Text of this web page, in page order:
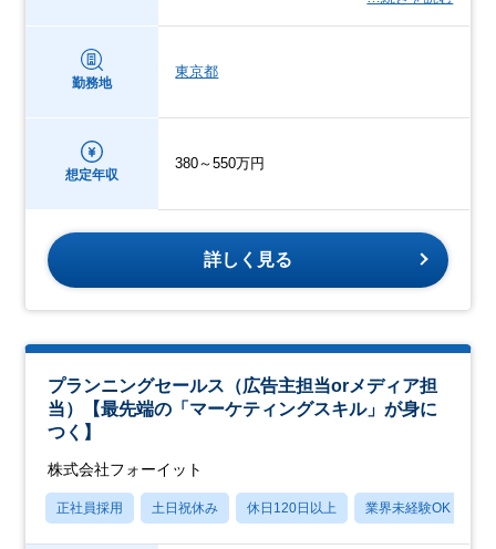
勤務地
東京都
想定年収
380～550万円
詳しく見る
プランニングセールス（広告主担当orメディア担
当）【最先端の「マーケティングスキル」が身に
つく】
株式会社フォーイット
正社員採用 土日祝休み 休日120日以上 業界未経験OK